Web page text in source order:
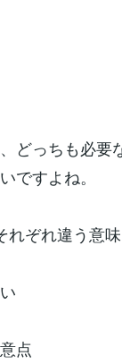
どっちも必要
ですよね。
ぞれ違う意味
点